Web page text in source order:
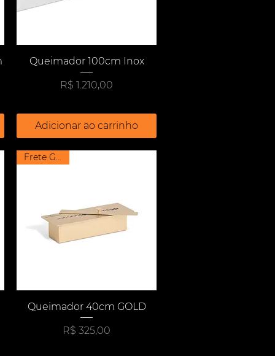
Visualização rápida
Queimador 100cm Inox
Preço
R$ 1.210,00
Adicionar ao carrinho
Visualização rápida
Frete Grátis
Queimador 40cm GOLD
Preço
R$ 325,00